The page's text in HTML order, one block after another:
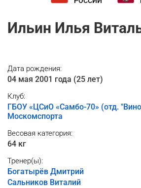
Ильин Илья
Дата рождения:
04 мая 2001 года (25 лет)
Клуб:
ГБОУ «ЦСиО «Самбо-70» (отд.
Москомспорта
Весовая категория:
64 кг
Тренер(ы):
Богатырёв Дмитрий
Сальников Виталий